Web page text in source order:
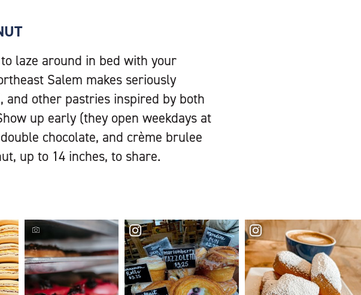
laze around in bed with your
Salem makes seriously
other pastries inspired by both
up early (they open weekdays at
chocolate, and crème brulee
up to 14 inches, to share.